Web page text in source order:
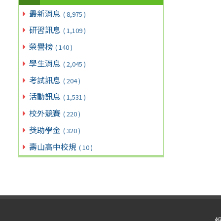
最新消息 ( 8,975 )
研習訊息 ( 1,109 )
榮譽榜 ( 140 )
學生消息 ( 2,045 )
考試訊息 ( 204 )
活動訊息 ( 1,531 )
校外競賽 ( 220 )
獎助學金 ( 320 )
壽山高中校規 ( 10 )